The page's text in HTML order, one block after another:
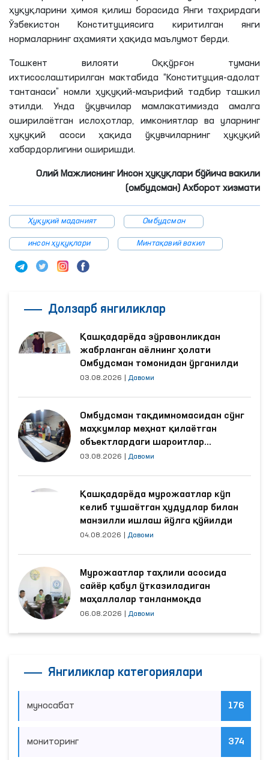
ҳуқуқларини ҳимоя қилиш борасида Янги таҳрирдаги
Ўзбекистон Конституциясига киритилган янги
нормаларнинг аҳамияти ҳақида маълумот берди.
Тошкент вилояти Оққўрғон тумани
ихтисослаштирилган мактабида “Конституция-адолат
тантанаси” номли ҳуқуқий-маърифий тадбир ташкил
этилди. Унда ўқувчилар мамлакатимизда амалга
оширилаётган ислоҳотлар, имкониятлар ва уларнинг
ҳуқуқий асоси ҳақида ўқувчиларнинг ҳуқуқий
хабардорлигини оширишди.
Олий Мажлиснинг Инсон ҳуқуқлари бўйича вакили
(омбудсман) Ахборот хизмати
Ҳуқуқий маданият Омбудсман
инсон ҳуқуқлари Минтақавий вакил
Долзарб янгиликлар
Қашқадарёда зўравонликдан
жабрланган аёлнинг ҳолати
Омбудсман томонидан ўрганилди
03.08.2026 Давоми
Омбудсман тақдимномасидан сўнг
маҳкумлар меҳнат қилаётган
объектлардаги шароитлар
яхшиланди
03.08.2026 Давоми
Қашқадарёда мурожаатлар кўп
келиб тушаётган ҳудудлар билан
манзилли ишлаш йўлга қўйилди
04.08.2026 Давоми
Мурожаатлар таҳлили асосида
сайёр қабул ўтказиладиган
маҳаллалар танланмоқда
06.08.2026 Давоми
Янгиликлар категориялари
муносабат 176
мониторинг 374